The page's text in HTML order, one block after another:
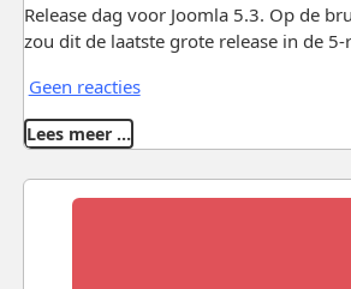
Release dag voor Joomla 5.3. Op de
zou dit de laatste grote release in de 5-
Geen reacties
Lees meer …